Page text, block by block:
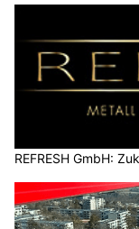
REFRESH GmbH: